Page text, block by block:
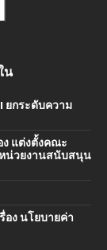
น
ยกระดับความ
ง แต่งตั้งคณะ
น่วยงานสนับสนุน
อง นโยบายค่า